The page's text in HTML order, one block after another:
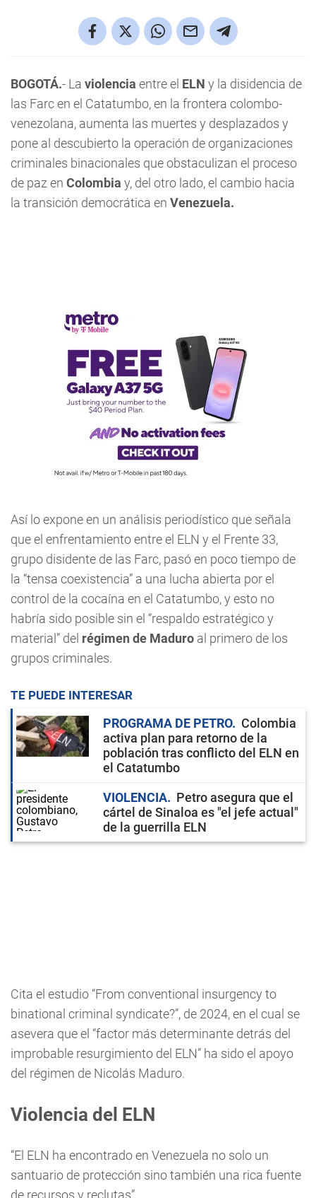
BOGOTÁ.- La violencia entre el ELN y la disidencia de
las Farc en el Catatumbo, en la frontera colombo-
venezolana, aumenta las muertes y desplazados y
pone al descubierto la operación de organizaciones
criminales binacionales que obstaculizan el proceso
de paz en Colombia y, del otro lado, el cambio hacia
la transición democrática en Venezuela.
Así lo expone en un análisis periodístico que señala
que el enfrentamiento entre el ELN y el Frente 33,
grupo disidente de las Farc, pasó en poco tiempo de
la “tensa coexistencia” a una lucha abierta por el
control de la cocaína en el Catatumbo, y esto no
habría sido posible sin el “respaldo estratégico y
material” del régimen de Maduro al primero de los
grupos criminales.
TE PUEDE INTERESAR
PROGRAMA DE PETRO
Colombia
activa plan para retorno de la
población tras conflicto del ELN en
el Catatumbo
VIOLENCIA
Petro asegura que el
cártel de Sinaloa es "el jefe actual"
de la guerrilla ELN
Cita el estudio “From conventional insurgency to
binational criminal syndicate?”, de 2024, en el cual se
asevera que el “factor más determinante detrás del
improbable resurgimiento del ELN” ha sido el apoyo
del régimen de Nicolás Maduro.
Violencia del ELN
“El ELN ha encontrado en Venezuela no solo un
santuario de protección sino también una rica fuente
de recursos y reclutas”.